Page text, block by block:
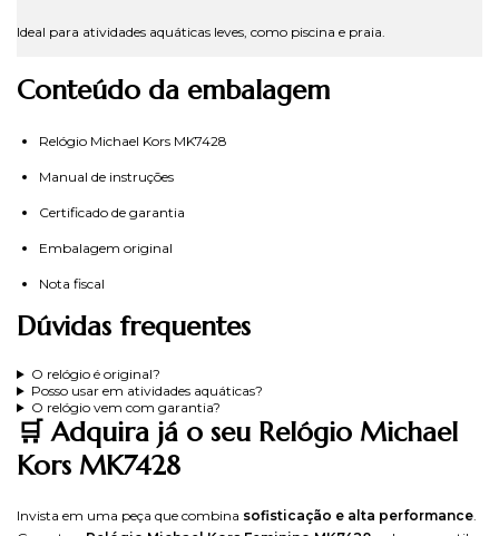
Ideal para atividades aquáticas leves, como piscina e praia.
Conteúdo da embalagem
Relógio Michael Kors MK7428
Manual de instruções
Certificado de garantia
Embalagem original
Nota fiscal
Dúvidas frequentes
O relógio é original?
Posso usar em atividades aquáticas?
O relógio vem com garantia?
🛒 Adquira já o seu Relógio Michael
Kors MK7428
Invista em uma peça que combina sofisticação e alta performance